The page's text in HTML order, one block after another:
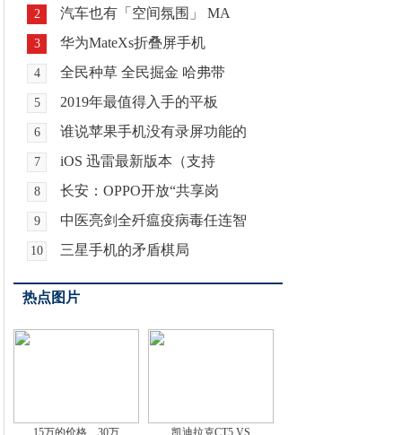
2 汽车也有「空间氛围」 MA
3 华为MateXs折叠屏手机
4 全民种草 全民掘金 哈弗带
5 2019年最值得入手的平板
6 谁说苹果手机没有录屏功能的
7 iOS 迅雷最新版本（支持
8 长安：OPPO开放“共享岗
9 中医亮剑全歼瘟疫病毒任连智
10 三星手机的矛盾棋局
热点图片
15万的价格、30万 凯迪拉克CT5 VS